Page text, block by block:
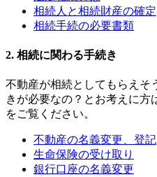
相続人と相続財産の確定
相続手続の必要書類
2. 相続に関わる手続き
不動産が相続としてもらえそ
きが必要なの？とお考えに方
をご覧ください。
不動産の名義変更、登記
生命保険の受け取り
銀行口座の名義変更